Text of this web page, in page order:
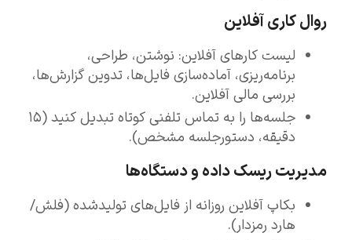
روال کاری آفلاین
لیست کارهای آفلاین: نوشتن، طراحی،
برنامه‌ریزی، آماده‌سازی فایل‌ها، تدوین گزارش‌ها،
بررسی مالی آفلاین.
جلسه‌ها را به تماس تلفنی کوتاه تبدیل کنید (۱۵
دقیقه، دستورجلسه مشخص).
مدیریت ریسک داده و دستگاه‌ها
بکاپ آفلاین روزانه از فایل‌های تولیدشده (فلش/
هارد رمزدار).